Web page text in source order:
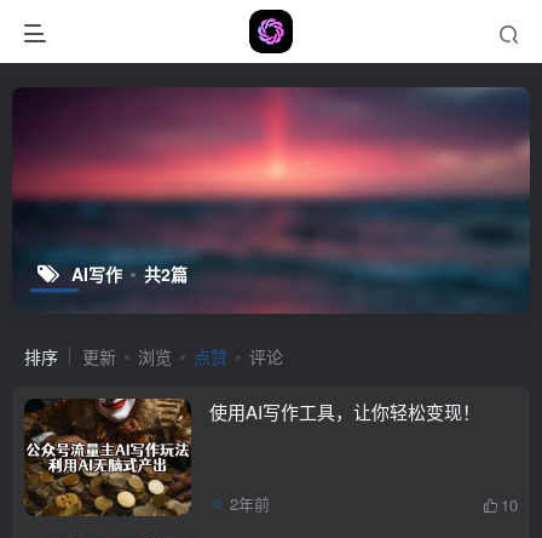
AI写作 共2篇
排序 更新 浏览 点赞 评论
使用AI写作工具，让你轻松变现！
2年前 10